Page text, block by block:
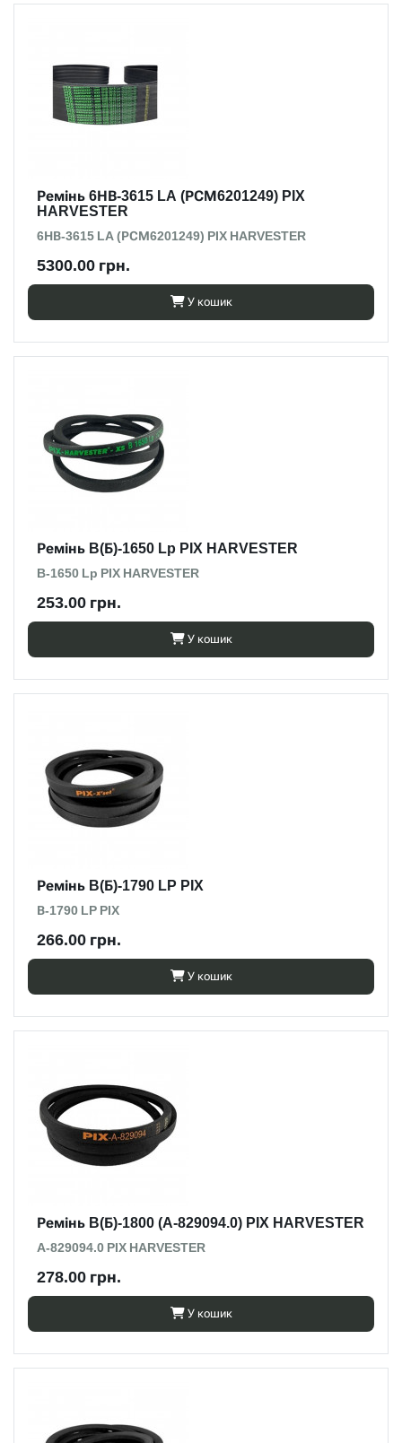
Ремінь 6НВ-3615 LA (РСМ6201249) PIX
HARVESTER
6НВ-3615 LA (РСМ6201249) PIX HARVESTER
5300.00 грн.
У кошик
Ремінь B(Б)-1650 Lp PIX HARVESTER
B-1650 Lp PIX HARVESTER
253.00 грн.
У кошик
Ремінь B(Б)-1790 LP PIX
В-1790 LP PIX
266.00 грн.
У кошик
Ремінь B(Б)-1800 (A-829094.0) PIX HARVESTER
A-829094.0 PIX HARVESTER
278.00 грн.
У кошик